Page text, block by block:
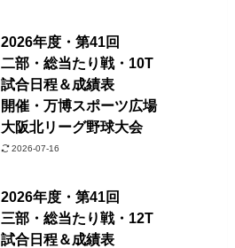
2026年度・第41回
二部・総当たり戦・10T
試合日程＆成績表
開催・万博スポーツ広場
大阪北リーグ野球大会
2026-07-16
2026年度・第41回
三部・総当たり戦・12T
試合日程＆成績表